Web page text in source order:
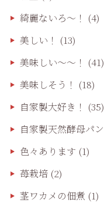
綺麗ないろ～！ (4)
美しい！ (13)
美味しい〜〜！ (41)
美味しそう！ (18)
自家製大好き！ (35)
自家製天然酵母パン
色々あります (1)
苺栽培(2)
茎ワカメの佃煮 (1)